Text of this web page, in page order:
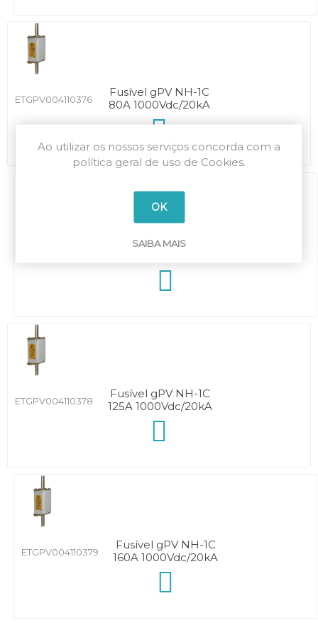
ETGPV004110376
Fusível gPV NH-1C
80A 1000Vdc/20kA
Fusível gPV NH-1C
ETGPV004110378
Fusível gPV NH-1C
125A 1000Vdc/20kA
ETGPV004110379
Fusível gPV NH-1C
160A 1000Vdc/20kA
Ao utilizar os nossos serviços concorda com a
política geral de uso de Cookies.
OK
SAIBA MAIS